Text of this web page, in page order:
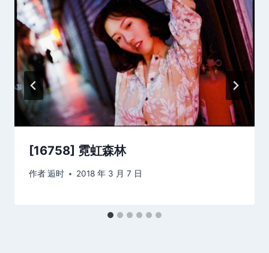
[16758] 霓虹森林
作者逅时 2018 年 3 月 7 日